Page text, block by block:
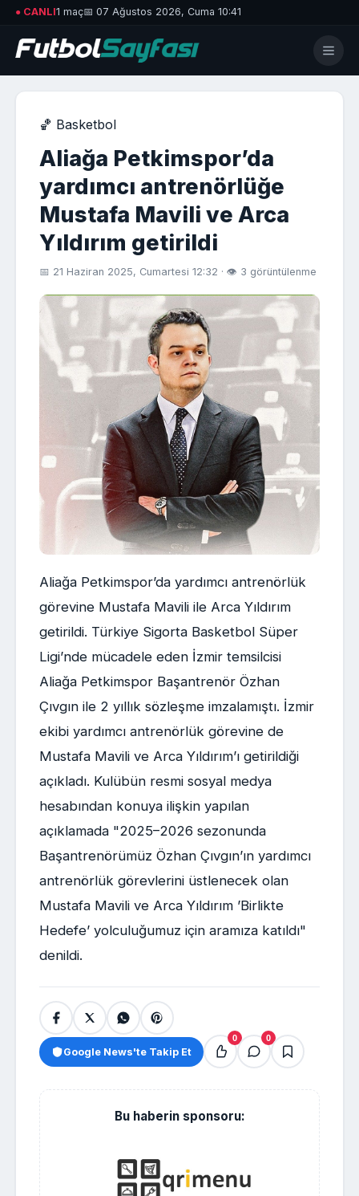
● CANLI1 maç📅 07 Ağustos 2026, Cuma 10:41
🏀 Basketbol
Aliağa Petkimspor’da
yardımcı antrenörlüğe
Mustafa Mavili ve Arca
Yıldırım getirildi
📅 21 Haziran 2025, Cumartesi 12:32 · 👁 3 görüntülenme
Aliağa Petkimspor’da yardımcı antrenörlük
görevine Mustafa Mavili ile Arca Yıldırım
getirildi. Türkiye Sigorta Basketbol Süper
Ligi’nde mücadele eden İzmir temsilcisi
Aliağa Petkimspor Başantrenör Özhan
Çıvgın ile 2 yıllık sözleşme imzalamıştı. İzmir
ekibi yardımcı antrenörlük görevine de
Mustafa Mavili ve Arca Yıldırım’ı getirildiği
açıkladı. Kulübün resmi sosyal medya
hesabından konuya ilişkin yapılan
açıklamada "2025–2026 sezonunda
Başantrenörümüz Özhan Çıvgın’ın yardımcı
antrenörlük görevlerini üstlenecek olan
Mustafa Mavili ve Arca Yıldırım ’Birlikte
Hedefe’ yolculuğumuz için aramıza katıldı"
denildi.
Google News'te Takip Et
0 0
Bu haberin sponsoru: